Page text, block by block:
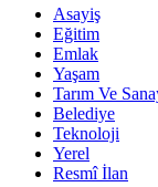
Asayiş
Eğitim
Emlak
Yaşam
Tarım Ve
Belediye
Teknoloji
Yerel
Resmî İlan